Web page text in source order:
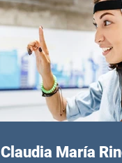
Claudia María